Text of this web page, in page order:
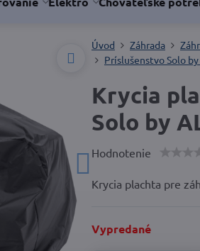
Úvod Záhrada
Príslušenstvo Solo by
Krycia
Solo by
Hodnotenie
Krycia plachta pre
Vypredané